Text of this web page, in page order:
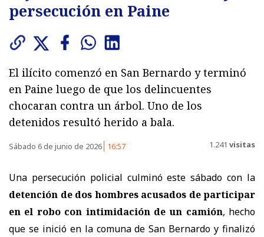
persecución en Paine
El ilícito comenzó en San Bernardo y terminó
en Paine luego de que los delincuentes
chocaran contra un árbol. Uno de los
detenidos resultó herido a bala.
Sábado 6 de junio de 2026 16:57 1.241 visitas
Una persecución policial culminó este sábado con la
detención de dos hombres acusados de participar
en el robo con intimidación de un camión, hecho
que se inició en la comuna de San Bernardo y finalizó